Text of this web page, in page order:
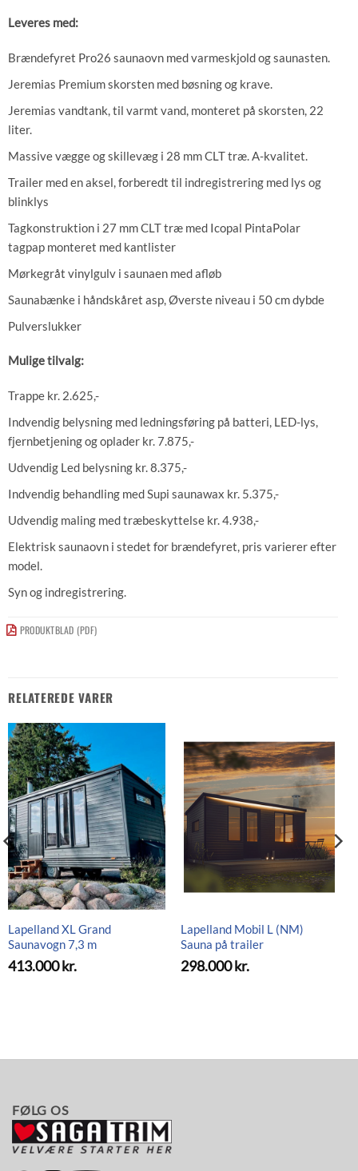
Leveres med:
Brændefyret Pro26 saunaovn med varmeskjold og saunasten.
Jeremias Premium skorsten med bøsning og krave.
Jeremias vandtank, til varmt vand, monteret på skorsten, 22
liter.
Massive vægge og skillevæg i 28 mm CLT træ. A-kvalitet.
Trailer med en aksel, forberedt til indregistrering med lys og
blinklys
Tagkonstruktion i 27 mm CLT træ med Icopal PintaPolar
tagpap monteret med kantlister
Mørkegråt vinylgulv i saunaen med afløb
Saunabænke i håndskåret asp, Øverste niveau i 50 cm dybde
Pulverslukker
Mulige tilvalg:
Trappe kr. 2.625,-
Indvendig belysning med ledningsføring på batteri, LED-lys,
fjernbetjening og oplader kr. 7.875,-
Udvendig Led belysning kr. 8.375,-
Indvendig behandling med Supi saunawax kr. 5.375,-
Udvendig maling med træbeskyttelse kr. 4.938,-
Elektrisk saunaovn i stedet for brændefyret, pris varierer efter
model.
Syn og indregistrering.
PRODUKTBLAD (PDF)
RELATEREDE VARER
Lapelland XL Grand
Saunavogn 7,3 m
413.000kr.
Lapelland Mobil L (NM)
Sauna på trailer
298.000kr.
FØLG OS